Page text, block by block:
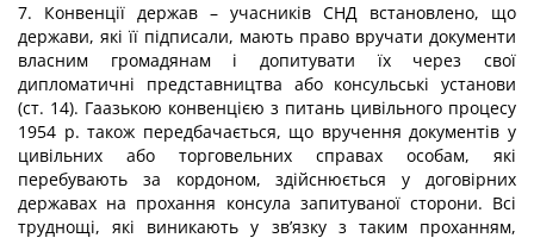
7. Конвенції держав – учасників СНД встановлено, що
держави, які її підписали, мають право вручати документи
власним громадянам і допитувати їх через свої
дипломатичні представництва або консульські установи
(ст. 14). Гаазькою конвенцією з питань цивільного процесу
1954 р. також передбачається, що вручення документів у
цивільних або торговельних справах особам, які
перебувають за кордоном, здійснюється у договірних
державах на прохання консула запитуваної сторони. Всі
труднощі, які виникають у зв’язку з таким проханням,